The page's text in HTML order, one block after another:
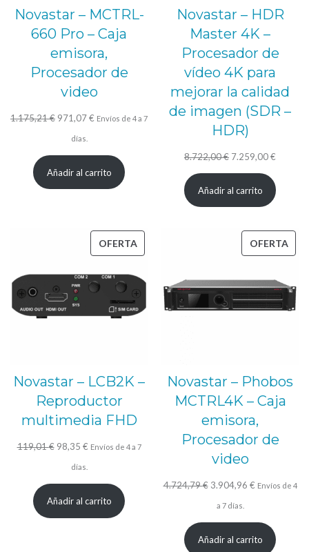
Novastar – MCTRL-
660 Pro – Caja
emisora,
Procesador de
video
1.175,21€ El
precio
original
era:
971,07€ El
actual
es:
Envíos de 4 a 7
días.
Añadir al carrito
Novastar – HDR
Master 4K –
Procesador de
vídeo 4K para
mejorar la calidad
de imagen (SDR –
HDR)
8.722,00€ El
precio
original
8.722,00 €.
7.259,00€
actual
Añadir al carrito
OFERTAPRODUCTO
OFERTA
Novastar – LCB2K –
Reproductor
multimedia FHD
119,01€ El
precio
original
era:
98,35 €El
actual
es:
Envíos de 4 a 7
días.
Añadir al carrito
OFERTA
Novastar – Phobos
MCTRL4K – Caja
emisora,
Procesador de
video
4.724,79€ El
precio
original
era:
3.904,96 €El
actual
es:
Envíos de 4
a 7 días.
Añadir al carrito